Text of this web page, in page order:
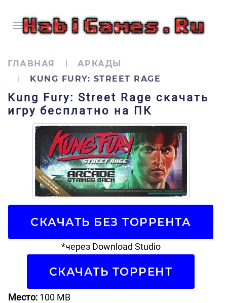
ГЛАВНАЯ
АРКАДЫ
KUNG FURY: STREET RAGE
Kung Fury: Street Rage скачать
игру бесплатно на ПК
СКАЧАТЬ БЕЗ ТОРРЕНТА
*через Download Studio
СКАЧАТЬ ТОРРЕНТ
Место: 100 MB